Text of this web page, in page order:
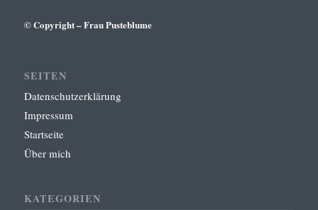
© Copyright – Frau Pusteblume
SEITEN
Datenschutzerklärung
Impressum
Startseite
Über mich
KATEGORIEN